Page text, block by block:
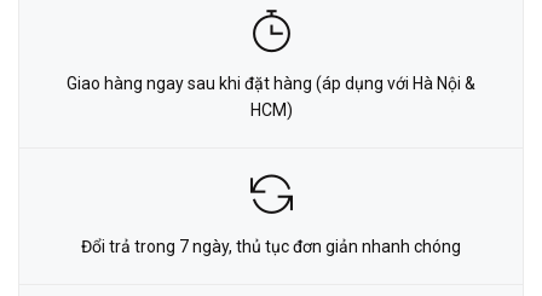
Giao hàng ngay sau khi đặt hàng (áp dụng với Hà Nội &
HCM)
Đổi trả trong 7 ngày, thủ tục đơn giản nhanh chóng